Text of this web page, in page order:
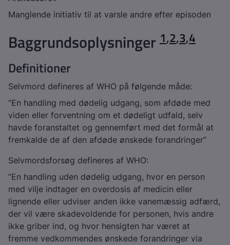
Manglende initiativ til at varsle andre efter episoden
Baggrundsoplysninger 1,2,3,4
Definitioner
Selvmord defineres af WHO på følgende måde:
“En handling med dødelig udgang, som afdøde med
viden eller forventning om et dødeligt udfald, selv
havde foranstaltet og gennemført med det formål at
fremkalde de af den afdøde ønskede forandringer”
Selvmordsforsøg defineres af WHO:
”En handling uden dødelig udgang, hvor en person
med vilje indtager en overdosis af medicin eller
lignende eller udviser anden ikke vanemæssig adfærd,
der vil være skadevoldende for personen, hvis andre
ikke griber ind, og hvor hensigten har været at
fremme vedkommendes ønskede forandringer via